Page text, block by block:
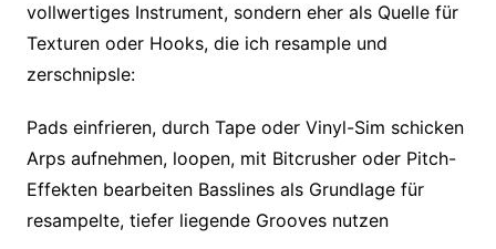
vollwertiges Instrument, sondern eher als Quelle für
Texturen oder Hooks, die ich resample und
zerschnipsle:
Pads einfrieren, durch Tape oder Vinyl-Sim schicken
Arps aufnehmen, loopen, mit Bitcrusher oder Pitch-
Effekten bearbeiten Basslines als Grundlage für
resampelte, tiefer liegende Grooves nutzen